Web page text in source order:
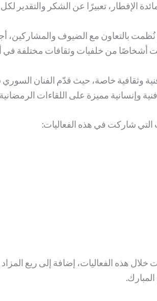
الإفطار، تعبيرًا عن الشكر
نُظمت بالتعاون مع الضيوف والمشاركين،
من خلفيات وثقافات مختلفة في
وثقافية خاصة، حيث قدّم الفنان
وإنسانية مميزة على اللقاءات
التي شاركت في هذه الفعاليات:
هذه الفعاليات، إضافة إلى ريع